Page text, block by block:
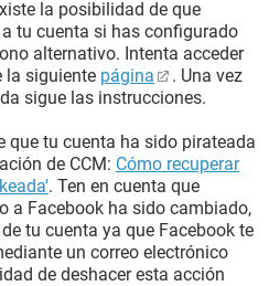
la posibilidad de que
tu cuenta si has configurado
alternativo. Intenta acceder
la siguiente página
. Una vez
sigue las instrucciones.
que tu cuenta ha sido pirateada
de CCM: Cómo recuperar
. Ten en cuenta que
a Facebook ha sido cambiado,
tu cuenta ya que Facebook te
un correo electrónico
de deshacer esta acción